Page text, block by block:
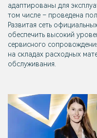
адаптированы для
том числе – проведена
Развитая сеть
обеспечить высокий
сервисного
на складах расходных
обслуживания.